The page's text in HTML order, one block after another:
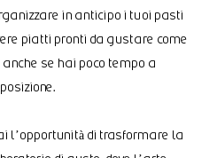
in anticipo i tuoi pasti
piatti pronti da gustare come
se hai poco tempo a
l’opportunità di trasformare la